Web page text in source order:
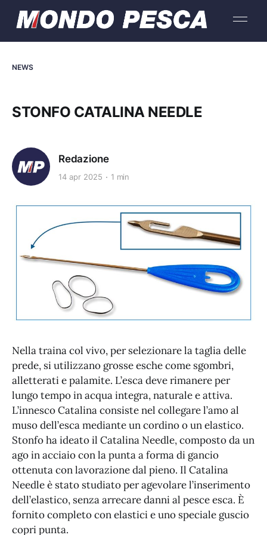
NEWS
STONFO CATALINA NEEDLE
Redazione
14 apr 2025 1 min
Nella traina col vivo, per selezionare la taglia delle
prede, si utilizzano grosse esche come sgombri,
alletterati e palamite. L’esca deve rimanere per
lungo tempo in acqua integra, naturale e attiva.
L’innesco Catalina consiste nel collegare l’amo al
muso dell’esca mediante un cordino o un elastico.
Stonfo ha ideato il Catalina Needle, composto da un
ago in acciaio con la punta a forma di gancio
ottenuta con lavorazione dal pieno. Il Catalina
Needle è stato studiato per agevolare l’inserimento
dell’elastico, senza arrecare danni al pesce esca. È
fornito completo con elastici e uno speciale guscio
copri punta.